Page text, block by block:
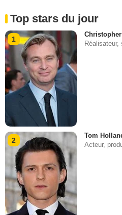
Top stars du jour
1
2
Tom
Acteur,